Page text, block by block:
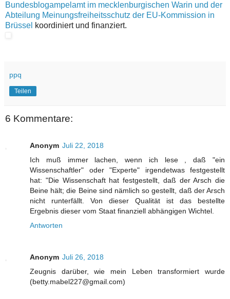
Bundesblogampelamt im mecklenburgischen Warin und der
Abteilung Meinungsfreiheitsschutz der EU-Kommission in
Brüssel koordiniert und finanziert.
ppq
Teilen
6 Kommentare:
Anonym Juli 22, 2018
Ich muß immer lachen, wenn ich lese , daß "ein
Wissenschaftler" oder "Experte" irgendetwas festgestellt
hat: "Die Wissenschaft hat festgestellt, daß der Arsch die
Beine hält; die Beine sind nämlich so gestellt, daß der Arsch
nicht runterfällt. Von dieser Qualität ist das bestellte
Ergebnis dieser vom Staat finanziell abhängigen Wichtel.
Antworten
Anonym Juli 26, 2018
Zeugnis darüber, wie mein Leben transformiert wurde
(betty.mabel227@gmail.com)